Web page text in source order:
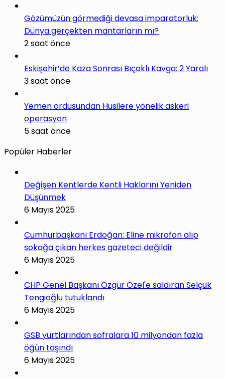
Gözümüzün görmediği devasa imparatorluk:
Dünya gerçekten mantarların mı?
2 saat önce
Eskişehir’de Kaza Sonrası Bıçaklı Kavga: 2 Yaralı
3 saat önce
Yemen ordusundan Husilere yönelik askeri
operasyon
5 saat önce
Popüler Haberler
Değişen Kentlerde Kentli Haklarını Yeniden
Düşünmek
6 Mayıs 2025
Cumhurbaşkanı Erdoğan: Eline mikrofon alıp
sokağa çıkan herkes gazeteci değildir
6 Mayıs 2025
CHP Genel Başkanı Özgür Özel'e saldıran Selçuk
Tengioğlu tutuklandı
6 Mayıs 2025
GSB yurtlarından sofralara 10 milyondan fazla
öğün taşındı
6 Mayıs 2025